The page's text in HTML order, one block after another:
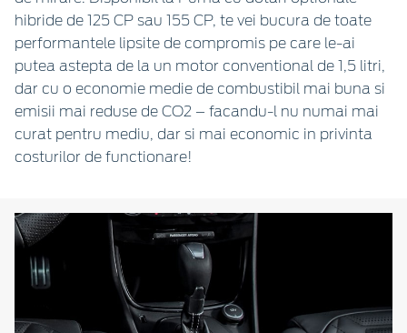
hibride de 125 CP sau 155 CP, te vei bucura de toate
performantele lipsite de compromis pe care le-ai
putea astepta de la un motor conventional de 1,5 litri,
dar cu o economie medie de combustibil mai buna si
emisii mai reduse de CO2 – facandu-l nu numai mai
curat pentru mediu, dar si mai economic in privinta
costurilor de functionare!